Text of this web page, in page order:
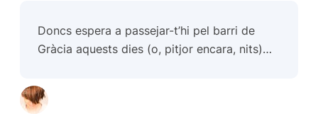
Doncs espera a passejar-t’hi pel barri de
Gràcia aquests dies (o, pitjor encara, nits)…